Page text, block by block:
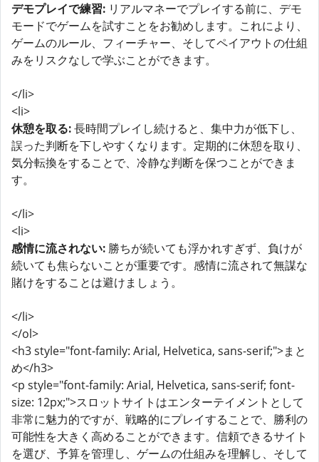
デモプレイで練習: リアルマネーでプレイする前に、デモ
モードでゲームを試すことをお勧めします。これにより、
ゲームのルール、フィーチャー、そしてペイアウトの仕組
みをリスクなしで学ぶことができます。
</li>
<li>
休憩を取る:長時間プレイし続けると、集中力が低下し、
誤った判断を下しやすくなります。定期的に休憩を取り、
気分転換をすることで、冷静な判断を保つことができま
す。
</li>
<li>
感情に流されない: 勝ちが続いても浮かれすぎず、負けが
続いても焦らないことが重要です。感情に流されて無謀な
賭けをすることは避けましょう。
</li>
</ol>
<h3 style="font-family: Arial, Helvetica, sans-serif;">まと
め</h3>
<p style="font-family: Arial, Helvetica, sans-serif; font-
size: 12px;">スロットサイトはエンターテイメントとして
非常に魅力的ですが、戦略的にプレイすることで、勝利の
可能性を大きく高めることができます。信頼できるサイト
を選び、予算を管理し、ゲームの仕組みを理解し、そして